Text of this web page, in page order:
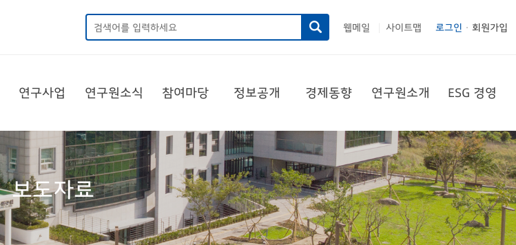
웹메일 사이트맵 로그인 회원가입
연구사업 연구원소식 참여마당 정보공개 경제동향 연구원소개 ESG 경영
보도자료